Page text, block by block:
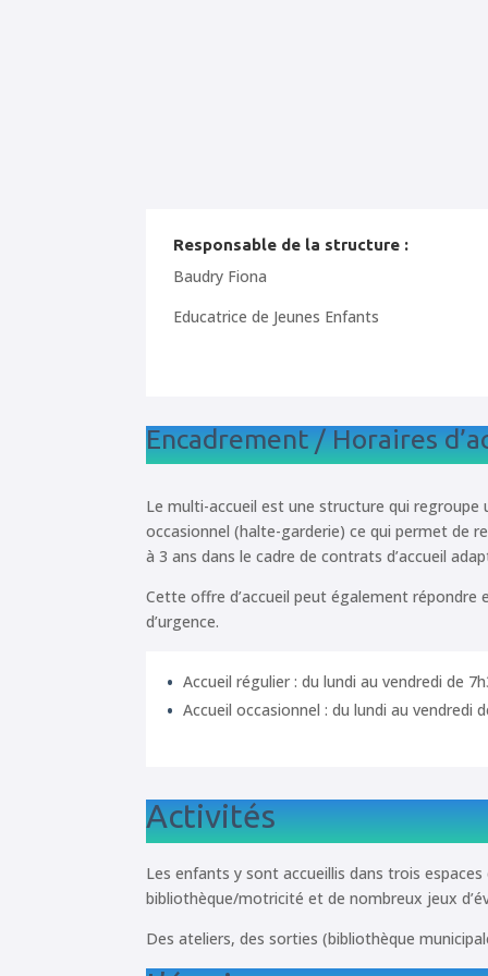
Responsable de la structure :
Baudry Fiona
Educatrice de Jeunes Enfants
Encadrement / Horaires
Le multi-accueil est une structure qui regroupe
occasionnel (halte-garderie) ce qui permet de
à 3 ans dans le cadre de contrats d’accueil
Cette offre d’accueil peut également répondre
d’urgence.
Accueil régulier : du lundi au vendredi de
Accueil occasionnel : du lundi au vendredi
Activités
Les enfants y sont accueillis dans trois
bibliothèque/motricité et de nombreux jeux
Des ateliers, des sorties (bibliothèque